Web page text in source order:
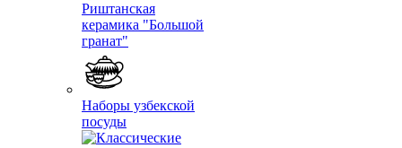
Риштанская
керамика "Большой
гранат"
Наборы узбекской
посуды